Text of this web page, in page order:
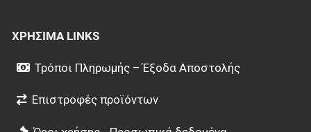
ΧΡΉΣΙΜΑ LINKS
Τρόποι Πληρωμής – Έξοδα Αποστολής
Επιστροφές προϊόντων